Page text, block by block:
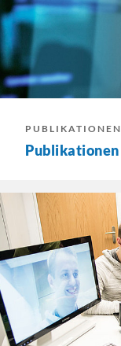
PUBLIKATIONEN
Publikationen